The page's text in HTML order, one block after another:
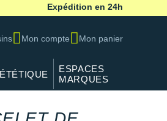
Expédition en 24h
Mon compte Mon panier
ESPACES
MARQUES